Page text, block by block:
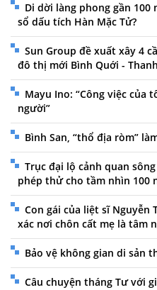
Di dời làng phong gần 100
sổ dấu tích Hàn Mặc Tử?
Sun Group đề xuất xây 4
đô thị mới Bình Quới -
Mayu Ino: “Công việc
người”
Bình San, “thổ địa ròm”
Trục đại lộ cảnh quan
phép thử cho tầm nhìn 100
Con gái của liệt sĩ Nguyễn
xác nơi chôn cất mẹ là tâm
Bảo vệ không gian di sản
Câu chuyện tháng Tư với